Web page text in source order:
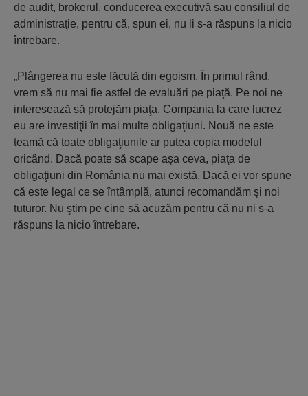
de audit, brokerul, conducerea executivă sau consiliul de
administraţie, pentru că, spun ei, nu li s-a răspuns la nicio
întrebare.
„Plângerea nu este făcută din egoism. În primul rând,
vrem să nu mai fie astfel de evaluări pe piaţă. Pe noi ne
interesează să protejăm piaţa. Compania la care lucrez
eu are investiţii în mai multe obligaţiuni. Nouă ne este
teamă că toate obligaţiunile ar putea copia modelul
oricând. Dacă poate să scape aşa ceva, piaţa de
obligaţiuni din România nu mai există. Dacă ei vor spune
că este legal ce se întâmplă, atunci recomandăm şi noi
tuturor. Nu ştim pe cine să acuzăm pentru că nu ni s-a
răspuns la nicio întrebare.